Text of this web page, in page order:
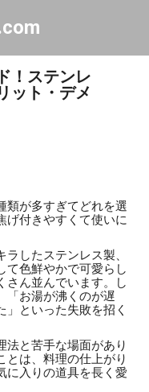
ンツに移動
！ステンレ
ット・デメ
類が多すぎてどれを選
げ付きやすくて使いに
したステンレス製、
て色鮮やかで可愛らし
さん並んでいます。し
「お湯が沸くのが遅
」といった失敗を招く
法と苦手な場面があり
とは、料理の仕上がり
に入りの道具を長く愛